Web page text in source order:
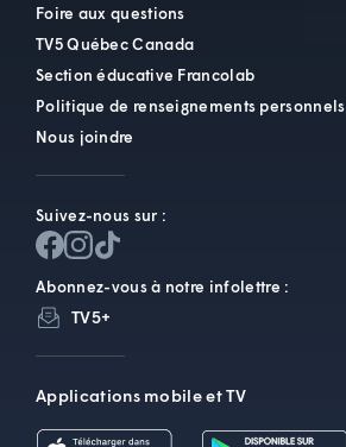
Foire aux questions
TV5 Québec Canada
Section éducative Francolab
Politique de renseignements personnels
Nous joindre
Suivez-nous sur :
Abonnez-vous à notre infolettre :
TV5+
Applications mobile et TV